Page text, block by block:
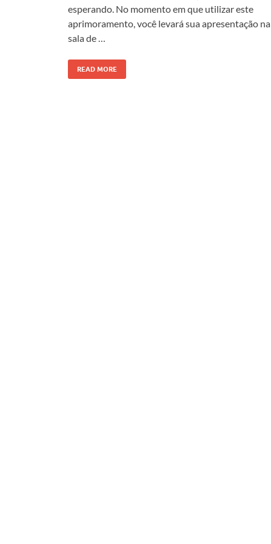
esperando. No momento em que utilizar este
aprimoramento, você levará sua apresentação na
sala de …
READ MORE